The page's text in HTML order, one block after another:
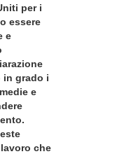
per i
essere
e
in grado i
e
che